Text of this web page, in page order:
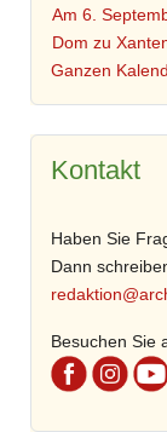
Am 6.
Dom zu
Ganzen
Kontakt
Haben Sie
Dann
Besuchen Sie